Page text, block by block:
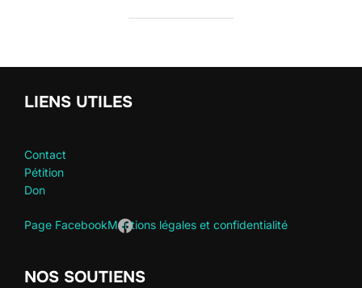
LIENS UTILES
Contact
Pétition
Don
Page FacebookMentions légales et confidentialité
NOS SOUTIENS